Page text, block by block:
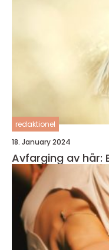
redaktionel
18. January 2024
Avfarging av hår: